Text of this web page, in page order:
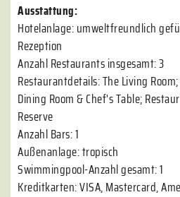
Ausstattung:
Hotelanlage: umweltfreundlich
Rezeption
Anzahl Restaurants insgesamt: 3
Restaurantdetails: The Living
Dining Room & Chef's Table;
Reserve
Anzahl Bars: 1
Außenanlage: tropisch
Swimmingpool-Anzahl gesamt: 1
Kreditkarten: VISA, Mastercard,